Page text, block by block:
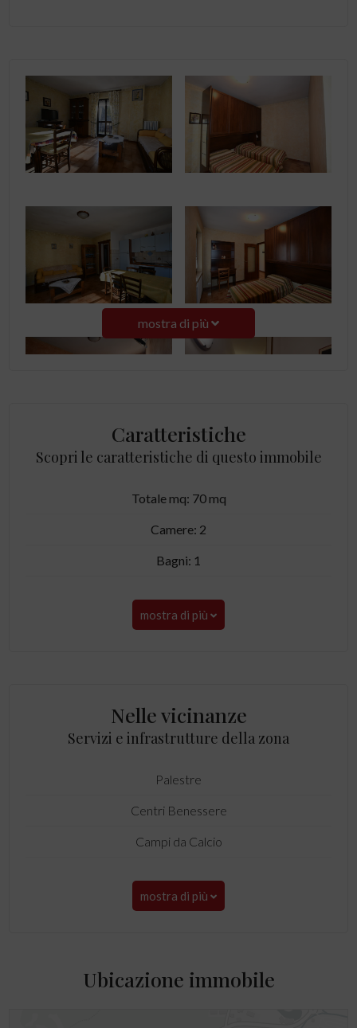
mostra di più
Caratteristiche
Scopri le caratteristiche di questo immobile
Totale mq: 70 mq
Camere: 2
Bagni: 1
mostra di più
Nelle vicinanze
Servizi e infrastrutture della zona
Palestre
Centri Benessere
Campi da Calcio
mostra di più
Ubicazione immobile